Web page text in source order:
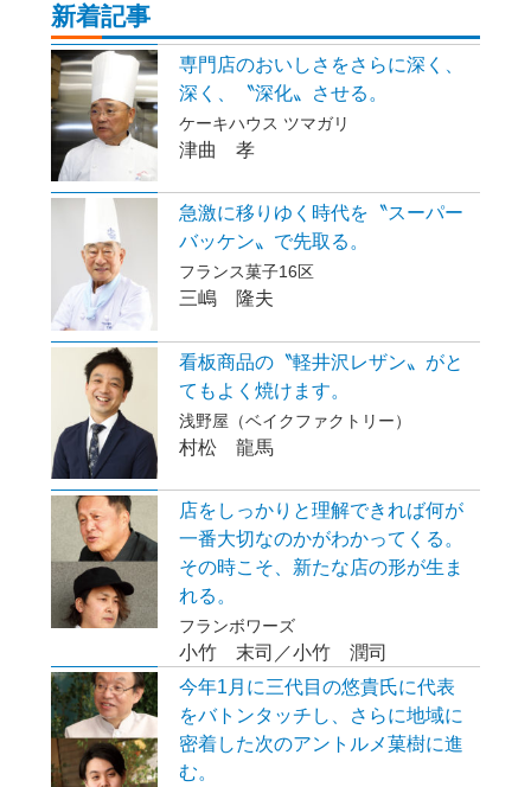
新着記事
専門店のおいしさをさらに深く、
深く、〝深化〟させる。
ケーキハウス ツマガリ
津曲 孝
急激に移りゆく時代を〝スーパー
バッケン〟で先取る。
フランス菓子16区
三嶋 隆夫
看板商品の〝軽井沢レザン〟がと
てもよく焼けます。
浅野屋（ベイクファクトリー）
村松 龍馬
店をしっかりと理解できれば何が
一番大切なのかがわかってくる。
その時こそ、新たな店の形が生ま
れる。
フランボワーズ
小竹 末司／小竹 潤司
今年1月に三代目の悠貴氏に代表
をバトンタッチし、さらに地域に
密着した次のアントルメ菓樹に進
む。